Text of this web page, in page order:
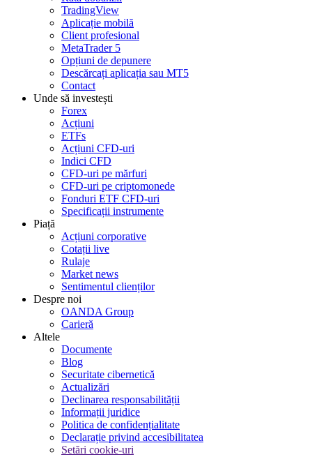
TradingView
Aplicație mobilă
Client profesional
MetaTrader 5
Opțiuni de depunere
Descărcați aplicația sau MT5
Contact
Unde să investești
Forex
Acțiuni
ETFs
Acțiuni CFD-uri
Indici CFD
CFD-uri pe mărfuri
CFD-uri pe criptomonede
Fonduri ETF CFD-uri
Specificații instrumente
Piață
Acțiuni corporative
Cotații live
Rulaje
Market news
Sentimentul clienților
Despre noi
OANDA Group
Carieră
Altele
Documente
Blog
Securitate cibernetică
Actualizări
Declinarea responsabilității
Informații juridice
Politica de confidențialitate
Declarație privind accesibilitatea
Setări cookie-uri